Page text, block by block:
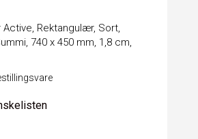
Rektangulær, Sort,
740 x 450 mm, 1,8 cm,